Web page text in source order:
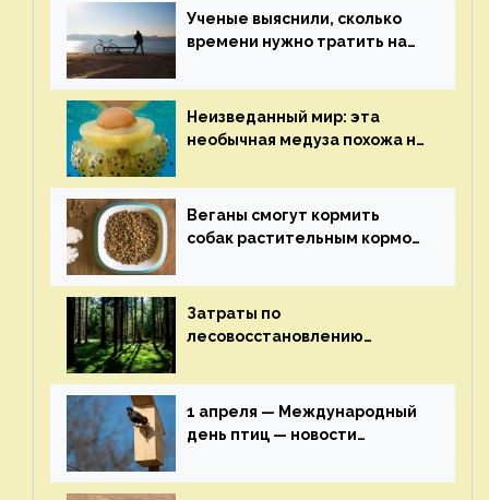
Ученые выяснили, сколько
времени нужно тратить на
здоровья — новости экологии
на ECOportal
Неизведанный мир: эта
необычная медуза похожа на
экологии на ECOportal
Веганы смогут кормить
собак растительным кормом
здоровье — новости
экологии на ECOportal
Затраты по
лесовосстановлению
строительства — новости
экологии на ECOportal
1 апреля — Международный
день птиц — новости